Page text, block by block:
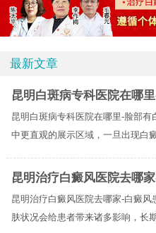
最新文章
昆明白斑病专科医院在哪
昆明白斑病专科医院在哪里-脸部
中更直观的展示区域，一旦出现白
昆明治疗白癜风医院去哪
昆明治疗白癜风医院去哪家-白癜
肤状况会给患者带来诸多影响，长